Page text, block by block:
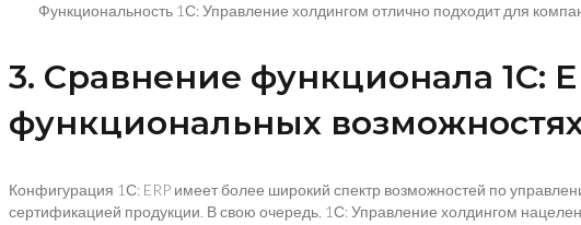
Функциональность 1С: Управление холдингом отлично подходит для
3. Сравнение функционала 1С:
функциональных
Конфигурация 1С: ERP имеет более широкий спектр возможностей по
сертификацией продукции. В свою очередь, 1С: Управление холдингом